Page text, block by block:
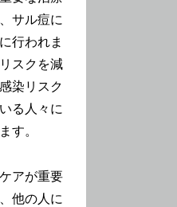
サル痘に
行われま
スクを減
染リスク
る人々に
す。
アが重要
他の人に